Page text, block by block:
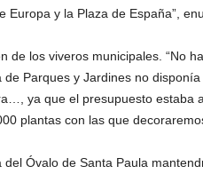
Europa y la Plaza de España”,
de los viveros municipales. “No
de Parques y Jardines no
ya que el presupuesto estaba
plantas con las que
del Óvalo de Santa Paula